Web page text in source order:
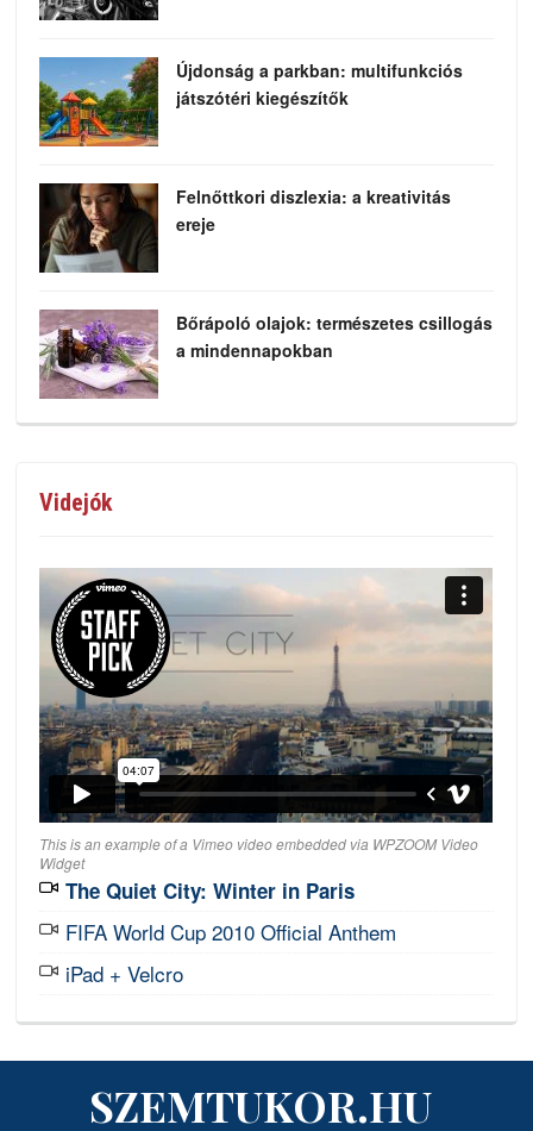
Újdonság a parkban: multifunkciós
játszótéri kiegészítők
Felnőttkori diszlexia: a kreativitás
ereje
Bőrápoló olajok: természetes csillogás
a mindennapokban
Videjók
This is an example of a Vimeo video embedded via WPZOOM Video
Widget
The Quiet City: Winter in Paris
FIFA World Cup 2010 Official Anthem
iPad + Velcro
SZEMTUKOR.HU